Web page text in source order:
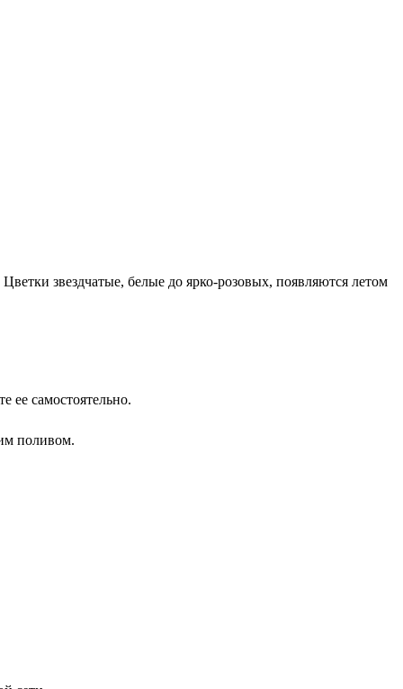
звездчатые, белые до ярко-розовых, появляются летом
ее самостоятельно.
поливом.